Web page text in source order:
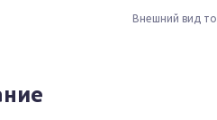
Внешний вид